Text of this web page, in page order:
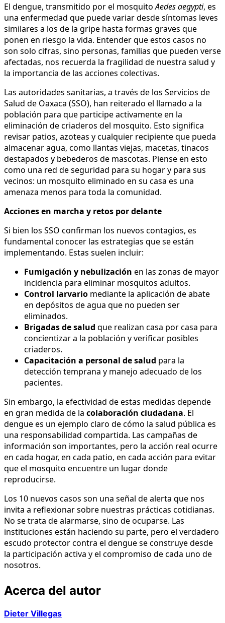
El dengue, transmitido por el mosquitoAedes aegypti, es
una enfermedad que puede variar desde síntomas leves
similares a los de la gripe hasta formas graves que
ponen en riesgo la vida. Entender que estos casos no
son solo cifras, sino personas, familias que pueden verse
afectadas, nos recuerda la fragilidad de nuestra salud y
la importancia de las acciones colectivas.
Las autoridades sanitarias, a través de los Servicios de
Salud de Oaxaca (SSO), han reiterado el llamado a la
población para que participe activamente en la
eliminación de criaderos del mosquito. Esto significa
revisar patios, azoteas y cualquier recipiente que pueda
almacenar agua, como llantas viejas, macetas, tinacos
destapados y bebederos de mascotas. Piense en esto
como una red de seguridad para su hogar y para sus
vecinos: un mosquito eliminado en su casa es una
amenaza menos para toda la comunidad.
Acciones en marcha y retos por delante
Si bien los SSO confirman los nuevos contagios, es
fundamental conocer las estrategias que se están
implementando. Estas suelen incluir:
Fumigación y nebulización en las zonas de mayor
incidencia para eliminar mosquitos adultos.
Control larvario mediante la aplicación de abate
en depósitos de agua que no pueden ser
eliminados.
Brigadas de salud que realizan casa por casa para
concientizar a la población y verificar posibles
criaderos.
Capacitación a personal de salud para la
detección temprana y manejo adecuado de los
pacientes.
Sin embargo, la efectividad de estas medidas depende
en gran medida de la colaboración ciudadana. El
dengue es un ejemplo claro de cómo la salud pública es
una responsabilidad compartida. Las campañas de
información son importantes, pero la acción real ocurre
en cada hogar, en cada patio, en cada acción para evitar
que el mosquito encuentre un lugar donde
reproducirse.
Los 10 nuevos casos son una señal de alerta que nos
invita a reflexionar sobre nuestras prácticas cotidianas.
No se trata de alarmarse, sino de ocuparse. Las
instituciones están haciendo su parte, pero el verdadero
escudo protector contra el dengue se construye desde
la participación activa y el compromiso de cada uno de
nosotros.
Acerca del autor
Dieter Villegas